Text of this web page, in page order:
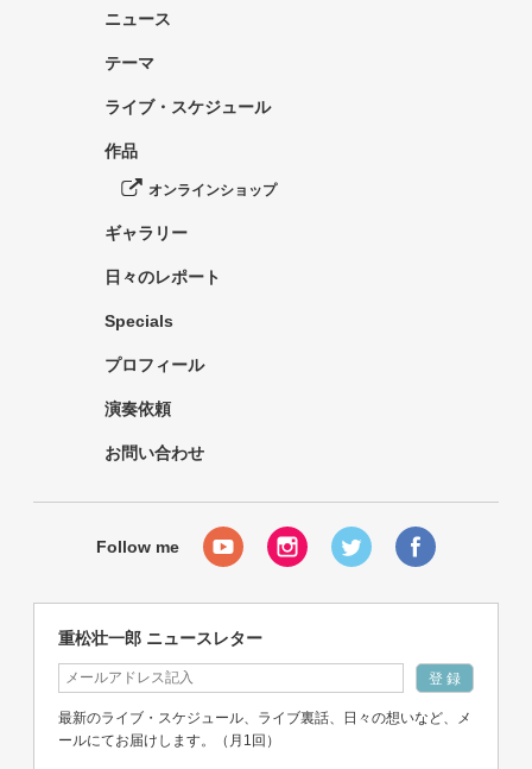
ニュース
テーマ
ライブ・スケジュール
作品
オンラインショップ
ギャラリー
日々のレポート
Specials
プロフィール
演奏依頼
お問い合わせ
重松壮一郎 ニュースレター
最新のライブ・スケジュール、ライブ裏話、日々の想いなど、メ
ールにてお届けします。（月1回）